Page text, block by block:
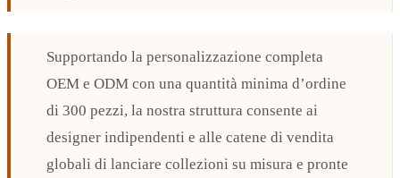
Supportando la personalizzazione completa
OEM e ODM con una quantità minima d’ordine
di 300 pezzi, la nostra struttura consente ai
designer indipendenti e alle catene di vendita
globali di lanciare collezioni su misura e pronte